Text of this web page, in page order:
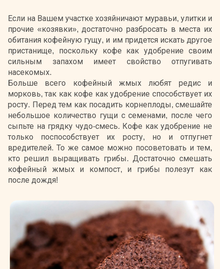
Если на Вашем участке хозяйничают муравьи, улитки и
прочие «козявки», достаточно разбросать в места их
обитания кофейную гущу, и им придется искать другое
пристанище, поскольку кофе как удобрение своим
сильным запахом имеет свойство отпугивать
насекомых.
Больше всего кофейный жмых любят редис и
морковь, так как кофе как удобрение способствует их
росту. Перед тем как посадить корнеплоды, смешайте
небольшое количество гущи с семенами, после чего
сыпьте на грядку чудо-смесь. Кофе как удобрение не
только поспособствует их росту, но и отпугнет
вредителей. То же самое можно посоветовать и тем,
кто решил выращивать грибы. Достаточно смешать
кофейный жмых и компост, и грибы полезут как
после дождя!